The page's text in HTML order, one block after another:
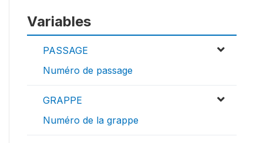
Variables
PASSAGE
Numéro de passage
GRAPPE
Numéro de la grappe